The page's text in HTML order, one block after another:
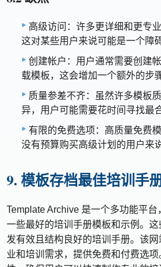
高级访问：许多更详细和更专
这对某些用户来说可能是一个障碍
创建帐户：用户通常需要创建
载模板，这会增加一个额外的步骤
质量参差不齐：虽然许多模板
异，用户可能需要花时间寻找最
有限的免费选项：高质量免费
没有预算购买高级计划的用户来
9. 模板存档最佳培训手
Template Archive 是一个多功能平
一些最好的培训手册模板和示例。
发有效且结构良好的培训手册。该
业和培训需求，提供免费和付费选